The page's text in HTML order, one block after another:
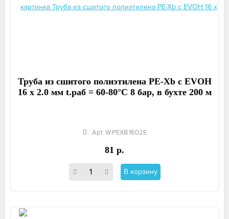
Труба из сшитого полиэтилена PE-Xb с EVOH
16 x 2.0 мм t.раб = 60-80°C 8 бар, в бухте 200 м
Арт. W.PEXB.1602E
81 р.
В корзину